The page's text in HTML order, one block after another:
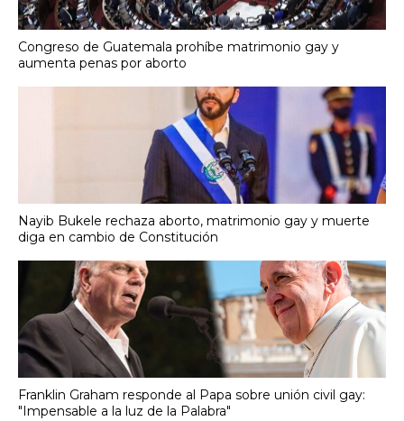
Congreso de Guatemala prohíbe matrimonio gay y
aumenta penas por aborto
Nayib Bukele rechaza aborto, matrimonio gay y muerte
diga en cambio de Constitución
Franklin Graham responde al Papa sobre unión civil gay:
"Impensable a la luz de la Palabra"